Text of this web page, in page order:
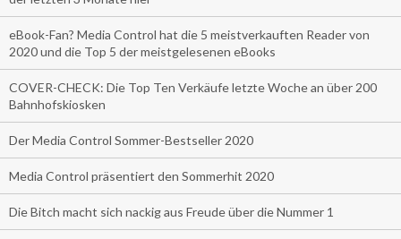
eBook-Fan? Media Control hat die 5 meistverkauften Reader von
2020 und die Top 5 der meistgelesenen eBooks
COVER-CHECK: Die Top Ten Verkäufe letzte Woche an über 200
Bahnhofskiosken
Der Media Control Sommer-Bestseller 2020
Media Control präsentiert den Sommerhit 2020
Die Bitch macht sich nackig aus Freude über die Nummer 1